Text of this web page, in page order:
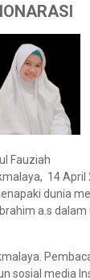
Fauziah
14 April
dunia
a.s dalam
sosial media